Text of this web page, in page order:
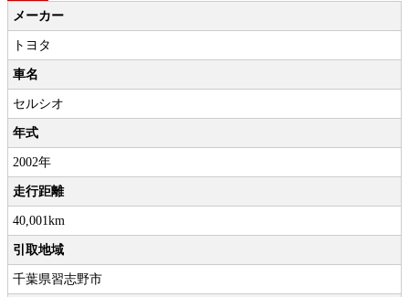
メーカー
トヨタ
車名
セルシオ
年式
2002年
走行距離
40,001km
引取地域
千葉県習志野市